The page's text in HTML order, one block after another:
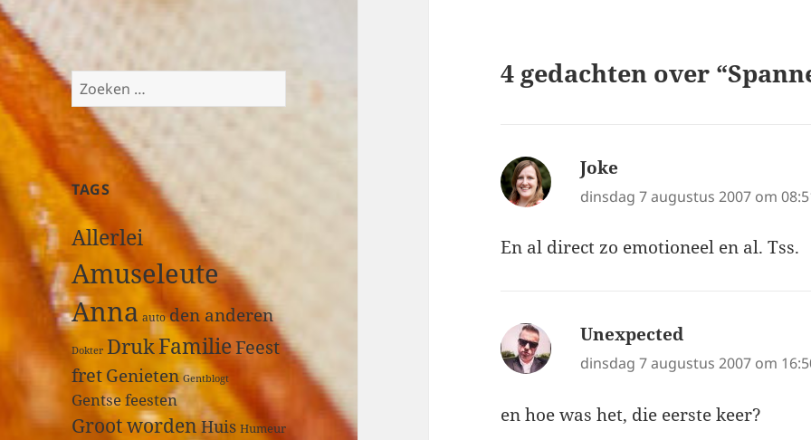
Z
o
e
k
n
n
a
r
:
TAGS
Allerlei
Amuseleute
Anna auto den anderen
Dokter DrukFamilieFeest
fretGenieten Gentblogt
Gentse feesten
Groot wordenHuis Humeur
4 gedachten over
Joke
dinsdag 7 augustus 2007 om
En al direct zo emotioneel en al. Tss.
Unexpected
dinsdag 7 augustus 2007 om
en hoe was het, die eerste keer?